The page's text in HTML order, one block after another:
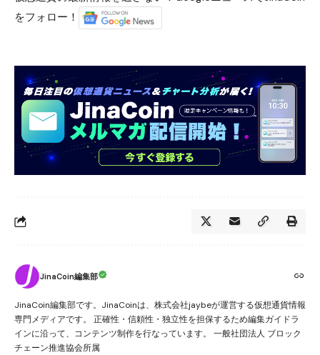
をフォロー！
JinaCoin編集部
JinaCoin編集部です。JinaCoinは、株式会社jaybeが運営する仮想通貨情報
専門メディアです。 正確性・信頼性・独立性を担保するため編集ガイドラ
インに沿って、コンテンツ制作を行なっています。 一般社団法人 ブロック
チェーン推進協会所属